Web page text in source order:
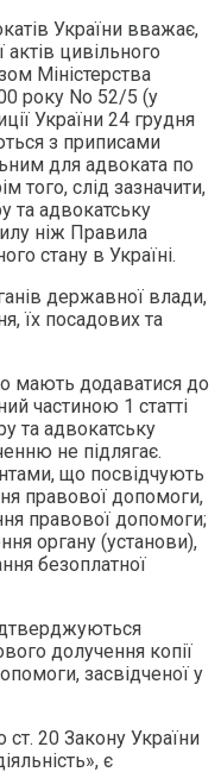
України вважає,
цивільного
Міністерства
року No 52/5 (у
України 24 грудня
з приписами
для адвоката по
того, слід зазначити,
та адвокатську
ніж Правила
стану в Україні.
державної влади,
їх посадових та
мають додаватися до
частиною 1 статті
та адвокатську
не підлягає.
що посвідчують
правової допомоги,
правової допомоги;
органу (установи),
безоплатної
долучення копії
засвідченої у
20 Закону України
є